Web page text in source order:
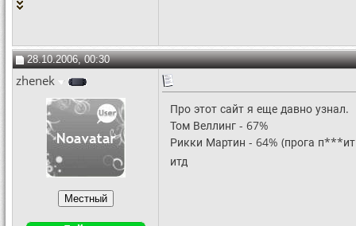
28.10.2006, 00:30
zhenek
Про этот сайт я еще давно узнал.
Том Веллинг - 67%
Рикки Мартин - 64% (прога п***ит
итд